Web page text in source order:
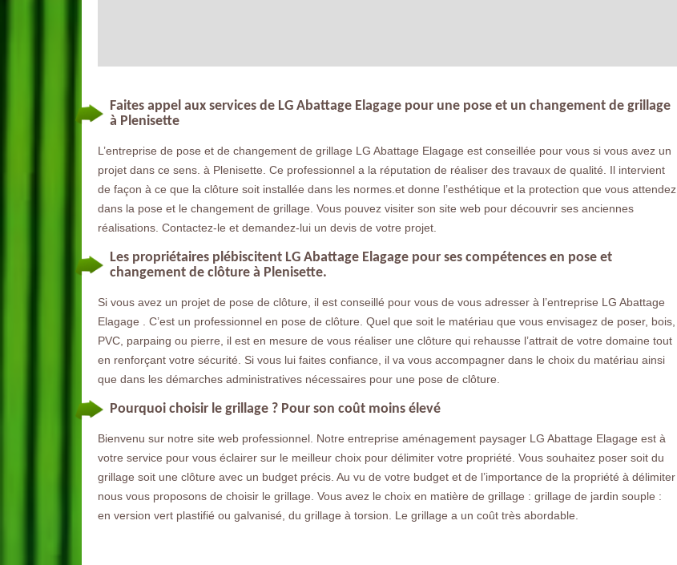
Faites appel aux services de LG Abattage Elagage pour une pose et un changement de grillage
à Plenisette
L’entreprise de pose et de changement de grillage LG Abattage Elagage est conseillée pour vous si vous avez un
projet dans ce sens. à Plenisette. Ce professionnel a la réputation de réaliser des travaux de qualité. Il intervient
de façon à ce que la clôture soit installée dans les normes.et donne l’esthétique et la protection que vous attendez
dans la pose et le changement de grillage. Vous pouvez visiter son site web pour découvrir ses anciennes
réalisations. Contactez-le et demandez-lui un devis de votre projet.
Les propriétaires plébiscitent LG Abattage Elagage pour ses compétences en pose et
changement de clôture à Plenisette.
Si vous avez un projet de pose de clôture, il est conseillé pour vous de vous adresser à l’entreprise LG Abattage
Elagage . C’est un professionnel en pose de clôture. Quel que soit le matériau que vous envisagez de poser, bois,
PVC, parpaing ou pierre, il est en mesure de vous réaliser une clôture qui rehausse l’attrait de votre domaine tout
en renforçant votre sécurité. Si vous lui faites confiance, il va vous accompagner dans le choix du matériau ainsi
que dans les démarches administratives nécessaires pour une pose de clôture.
Pourquoi choisir le grillage ? Pour son coût moins élevé
Bienvenu sur notre site web professionnel. Notre entreprise aménagement paysager LG Abattage Elagage est à
votre service pour vous éclairer sur le meilleur choix pour délimiter votre propriété. Vous souhaitez poser soit du
grillage soit une clôture avec un budget précis. Au vu de votre budget et de l’importance de la propriété à délimiter
nous vous proposons de choisir le grillage. Vous avez le choix en matière de grillage : grillage de jardin souple :
en version vert plastifié ou galvanisé, du grillage à torsion. Le grillage a un coût très abordable.